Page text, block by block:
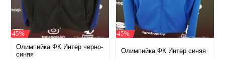
-45%
Олимпийка ФК Интер черно-
синяя
-45%
Олимпийка ФК Интер синяя